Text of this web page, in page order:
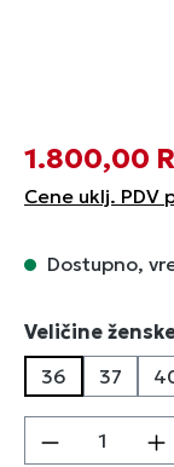
1.800,00
Cene uklj. PDV
Dostupno,
Izaberi
Veličine
36
37
Količina